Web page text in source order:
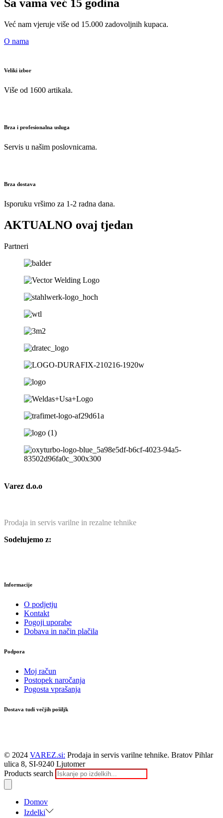
Sa vama već 15 godina
Već nam vjeruje više od 15.000 zadovoljnih kupaca.
O nama
Veliki izbor
Više od 1600 artikala.
Brza i profesionalna usluga
Servis u našim poslovnicama.
Brza dostava
Isporuku vršimo za 1-2 radna dana.
AKTUALNO ovaj tjedan
Partneri
Varez d.o.o
Prodaja in servis varilne in rezalne tehnike
Sodelujemo z:
Informacije
O podjetju
Kontakt
Pogoji uporabe
Dobava in način plačila
Podpora
Moj račun
Postopek naročanja
Pogosta vprašanja
Dostava tudi večjih pošiljk
© 2024 VAREZ.si: Prodaja in servis varilne tehnike. Bratov Pihlar
ulica 8, SI-9240 Ljutomer
Products search
Domov
Izdelki